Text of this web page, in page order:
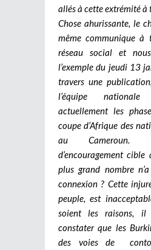
allés à cette extrémité à
Chose ahurissante, le
même communique à
réseau social et
l’exemple du jeudi 13
travers une
l’équipe
actuellement les
coupe d’Afrique des
au Cameroun.
d’encouragement
plus grand nombre
connexion ? Cette
peuple, est
soient les raisons,
constater que les
des voies de